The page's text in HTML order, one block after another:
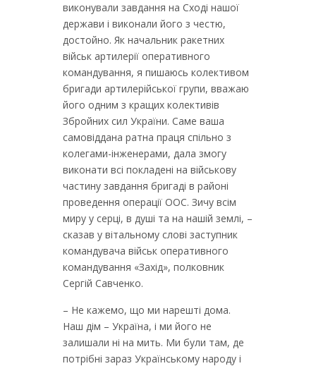
виконували завдання на Сході нашої
держави і виконали його з честю,
достойно. Як начальник ракетних
військ артилерії оперативного
командування, я пишаюсь колективом
бригади артилерійської групи, вважаю
його одним з кращих колективів
Збройних сил України. Саме ваша
самовіддана ратна праця спільно з
колегами-інженерами, дала змогу
виконати всі покладені на військову
частину завдання бригаді в районі
проведення операції ООС. Зичу всім
миру у серці, в душі та на нашій землі, –
сказав у вітальному слові заступник
командувача військ оперативного
командування «Захід», полковник
Сергій Савченко.
– Не кажемо, що ми нарешті дома.
Наш дім – Україна, і ми його не
залишали ні на мить. Ми були там, де
потрібні зараз Українському народу і